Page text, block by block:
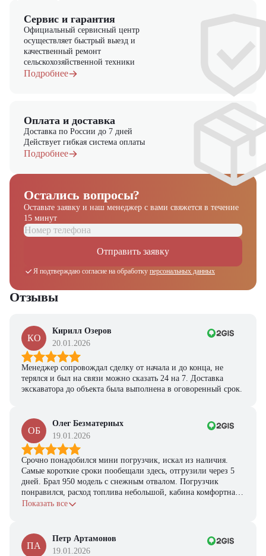
Сервис и гарантия
Официальный сервисный центр
осуществляет быстрый выезд и
качественный ремонт
сельскохозяйственной техники
Подробнее
Оплата и доставка
Доставка по России до 7 дней
Действует гибкая система оплаты
Подробнее
Остались вопросы?
Оставьте заявку и наш менеджер с вами свяжется в течение
15 минут
Отправить заявку
Я подтверждаю согласие на обработку персональных данных
Отзывы
КО
Кирилл Озеров
20.01.2026
Менеджер сопровождал сделку от начала и до конца, не
терялся и был на связи можно сказать 24 на 7. Доставка
экскаватора до объекта была выполнена в оговоренный срок.
ОБ
Олег Безматерных
19.01.2026
Срочно понадобился мини погрузчик, искал из наличия.
Самые короткие сроки пообещали здесь, отгрузили через 5
дней. Брал 950 модель с снежным отвалом. Погрузчик
понравился, расход топлива небольшой, кабина комфортная,
с задачами справляется.
Показать все
ПА
Петр Артамонов
19.01.2026
Получите выгодное
предложение на спецтехнику
из наличия!
персональную подборку моделей и лучшие условия
Получить предложение